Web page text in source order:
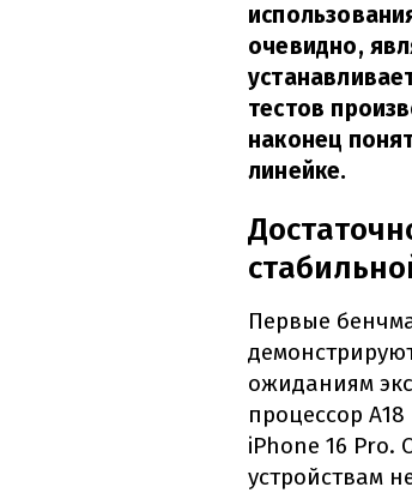
очевидно,
тестов
наконец
линейке.
Первые
ожиданиям
процессор
iPhone 16 Pro.
устройствам